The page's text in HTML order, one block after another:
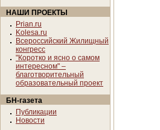
НАШИ ПРОЕКТЫ
Prian.ru
Kolesa.ru
Всероссийский Жилищный
конгресс
"Коротко и ясно о самом
интересном" –
благотворительный
образовательный проект
БН-газета
Публикации
Новости